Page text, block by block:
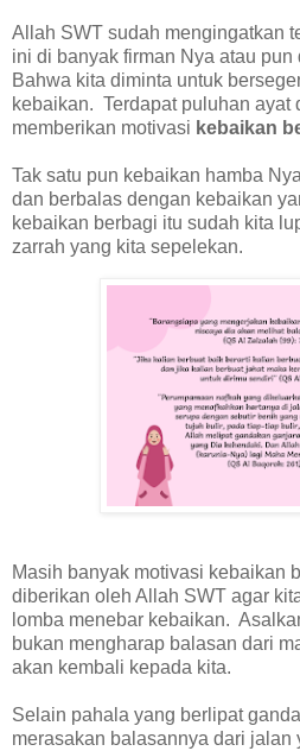
Allah SWT sudah mengingatkan
ini di banyak firman Nya atau
Bahwa kita diminta untuk
kebaikan. Terdapat puluhan ayat
memberikan motivasi kebaikan
Tak satu pun kebaikan hamba
dan berbalas dengan kebaikan
kebaikan berbagi itu sudah kita
zarrah yang kita sepelekan.
Masih banyak motivasi kebaikan
diberikan oleh Allah SWT agar
lomba menebar kebaikan.
bukan mengharap balasan dari
akan kembali kepada kita.
Selain pahala yang berlipat
merasakan balasannya dari jalan